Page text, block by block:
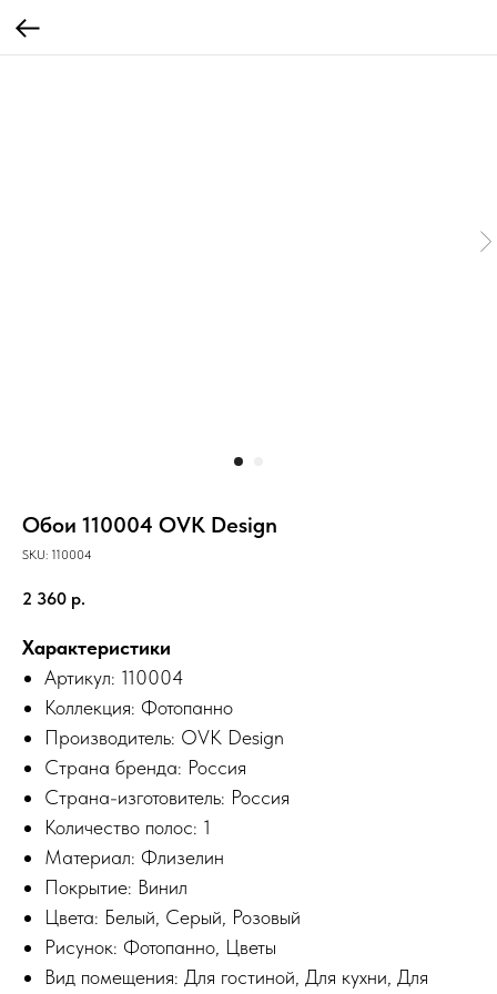
Обои 110004 OVK Design
SKU: 110004
2 360 р.
Характеристики
Артикул: 110004
Коллекция: Фотопанно
Производитель: OVK Design
Страна бренда: Россия
Страна-изготовитель: Россия
Количество полос: 1
Материал: Флизелин
Покрытие: Винил
Цвета: Белый, Серый, Розовый
Рисунок: Фотопанно, Цветы
Вид помещения: Для гостиной, Для кухни, Для